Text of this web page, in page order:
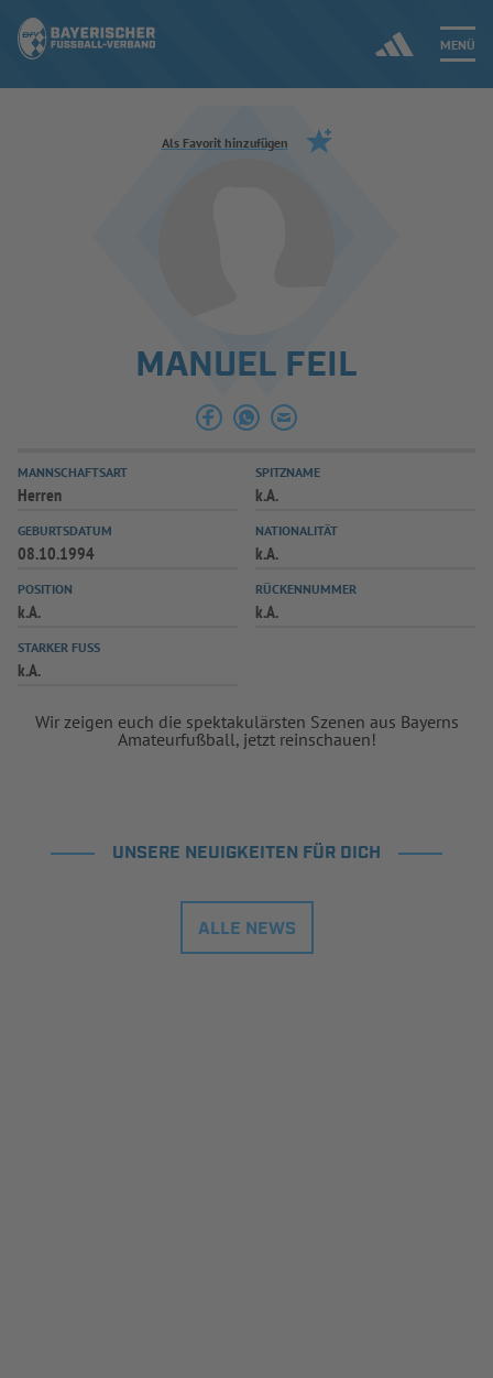
MENÜ
Jetzt einloggen
AUSBILDUNG & FÖRDERUNG
SPIELPLUS
Als Favorit hinzufügen
MANUEL FEIL
MANNSCHAFTSART
Herren
SPITZNAME
k.A.
GEBURTSDATUM
08.10.1994
NATIONALITÄT
k.A.
POSITION
k.A.
RÜCKENNUMMER
k.A.
STARKER FUSS
k.A.
Wir zeigen euch die spektakulärsten Szenen aus Bayerns
Amateurfußball, jetzt reinschauen!
UNSERE NEUIGKEITEN FÜR DICH
ALLE NEWS